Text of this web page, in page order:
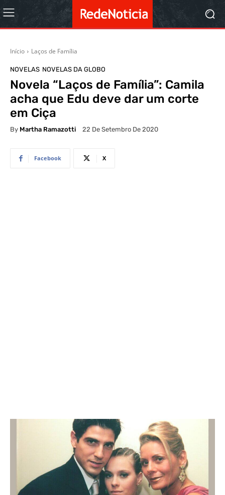
Início Laços de Família
NOVELAS NOVELAS DA GLOBO
Novela “Laços de Família”: Camila
acha que Edu deve dar um corte
em Ciça
By Martha Ramazotti 22 De Setembro De 2020
Facebook X